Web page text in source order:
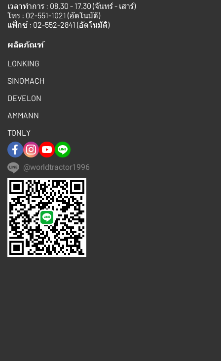
เวลาทำการ : 08.30 - 17.30 (จันทร์ - เสาร์)
โทร : 02-551-1021 (อัตโนมัติ)
แฟ็กซ์ : 02-552-2841 (อัตโนมัติ)
ผลิตภัณฑ์
LONKING
SINOMACH
DEVELON
AMMANN
TONLY
@worldtractor1996